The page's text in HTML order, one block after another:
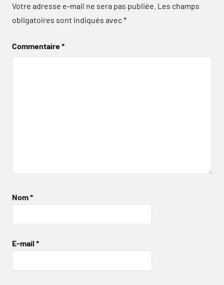
Votre adresse e-mail ne sera pas publiée. Les champs
obligatoires sont indiqués avec*
Commentaire*
Nom*
E-mail *